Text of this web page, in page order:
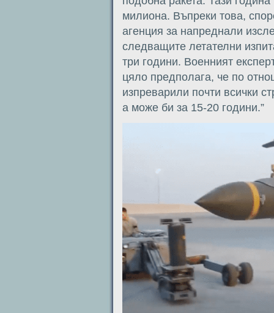
милиона. Въпреки това,
агенция за напреднали
следващите летателни
три години. Военният
цяло предполага, че по
изпреварили почти всички
а може би за 15-20 години.”